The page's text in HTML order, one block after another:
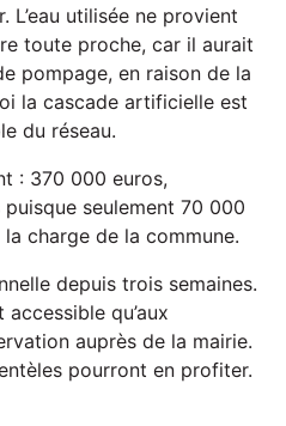
L’eau utilisée ne provient
toute proche, car il aurait
pompage, en raison de la
la cascade artificielle est
du réseau.
: 370 000 euros,
seulement 70 000
charge de la commune.
depuis trois semaines.
accessible qu’aux
auprès de la mairie.
pourront en profiter.